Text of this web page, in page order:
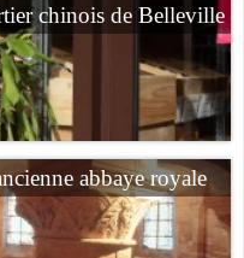
chinois de Belleville
abbaye royale